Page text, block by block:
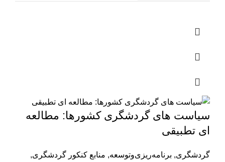
سیاست های گردشگری کشورها: مطالعه
ای تطبیقی
گردشگری, برنامه‌ریزی‌وتوسعه, منابع کنکور گردشگری,